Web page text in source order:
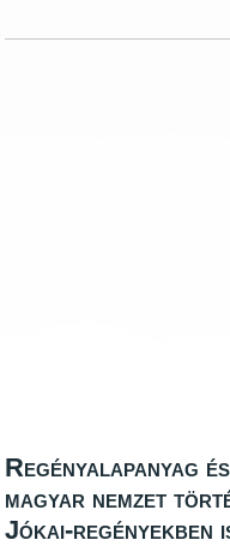
Regényalapanyag
magyar nemzet
Jókai-regényekben